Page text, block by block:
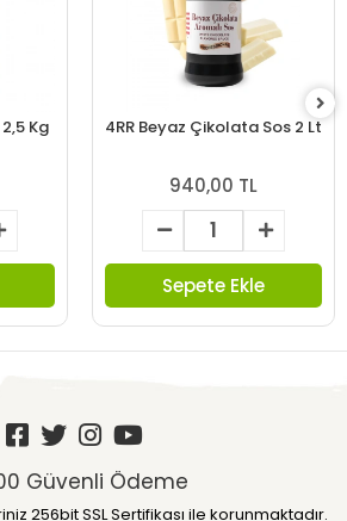
Kg 4RR Beyaz Çikolata Sos 2 Lt
940,00 TL
Sepete Ekle
Güvenli Ödeme
256bit SSL Sertifikası ile korunmaktadır.